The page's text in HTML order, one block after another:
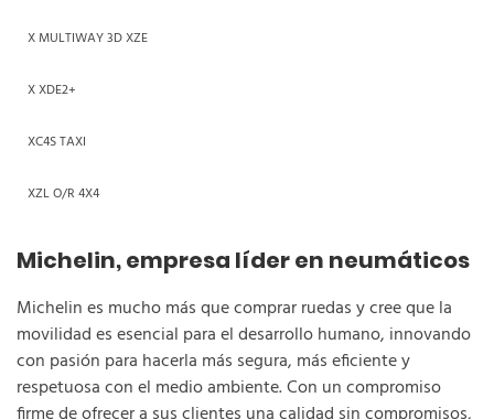
X MULTIWAY 3D XZE
X XDE2+
XC4S TAXI
XZL O/R 4X4
Michelin, empresa líder en neumáticos
Michelin es mucho más que comprar ruedas y cree que la
movilidad es esencial para el desarrollo humano, innovando
con pasión para hacerla más segura, más eficiente y
respetuosa con el medio ambiente. Con un compromiso